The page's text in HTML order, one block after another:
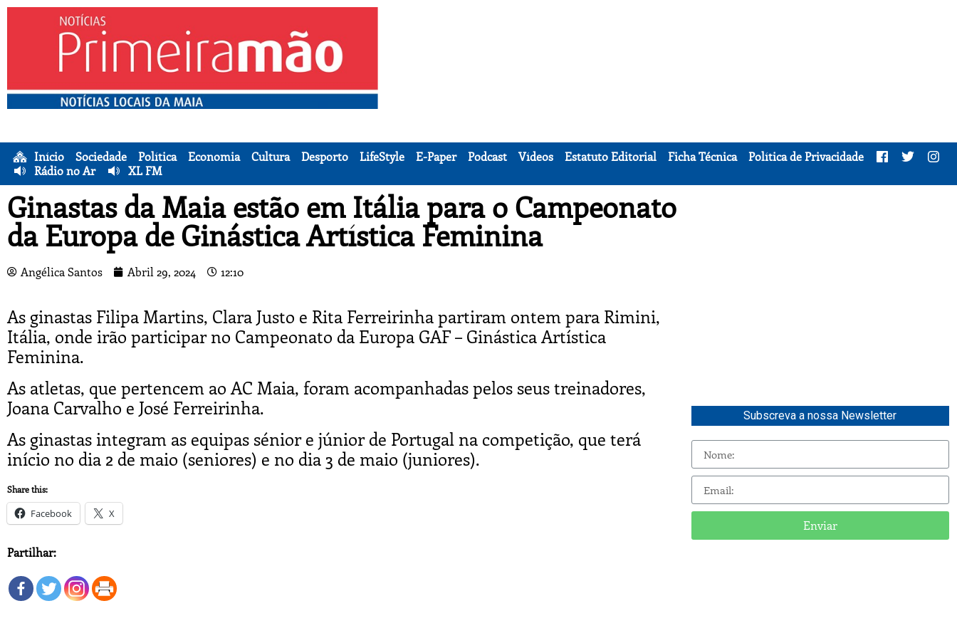
Início Sociedade Política Economia Cultura Desporto LifeStyle E-Paper Podcast Vídeos Estatuto Editorial Ficha Técnica
Política de Privacidade
Rádio no Ar
XL FM
Ginastas da Maia estão em Itália para o Campeonato
da Europa de Ginástica Artística Feminina
Angélica Santos Abril 29, 2024 12:10
As ginastas Filipa Martins, Clara Justo e Rita Ferreirinha partiram ontem para Rimini,
Itália, onde irão participar no Campeonato da Europa GAF – Ginástica Artística
Feminina.
As atletas, que pertencem ao AC Maia, foram acompanhadas pelos seus treinadores,
Joana Carvalho e José Ferreirinha.
As ginastas integram as equipas sénior e júnior de Portugal na competição, que terá
início no dia 2 de maio (seniores) e no dia 3 de maio (juniores).
Share this:
Facebook X
Partilhar:
Subscreva a nossa Newsletter
Enviar